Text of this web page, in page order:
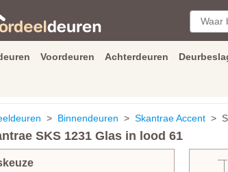
Voordeuren Achterdeuren
> Binnendeuren > Skantrae Accent >
SKS 1231 Glas in lood 61